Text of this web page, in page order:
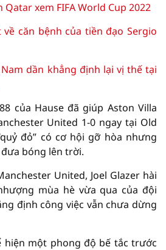
Qatar xem FIFA World Cup 2022
căn bệnh của tiền đạo Sergio
dần khẳng định lại vị thế tại
của Hause đã giúp Aston Villa
United 1-0 ngay tại Old
đỏ” có cơ hội gỡ hòa nhưng
bóng lên trời.
United, Joel Glazer hài
mùa hè vừa qua của đội
định công việc vẫn chưa dừng
hiện một phong độ bế tắc trước